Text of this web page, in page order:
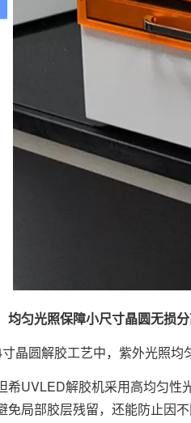
均匀光照保障小尺寸晶圆无损
圆解胶工艺中，紫外光照均
UVLED解胶机采用高均匀性光
免局部胶层残留，还能防止因